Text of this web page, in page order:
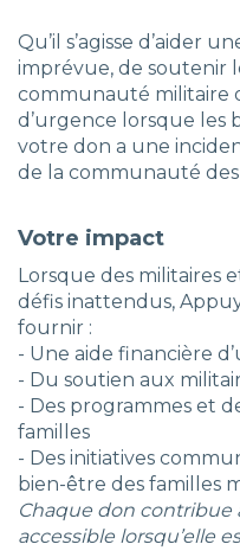
Qu’il s’agisse d’aider
imprévue, de soutenir
communauté militaire
d’urgence lorsque les
votre don a une
de la communauté des
Votre impact
Lorsque des militaires
défis inattendus,
fournir :
- Une aide financière
- Du soutien aux
- Des programmes et
familles
- Des initiatives
bien-être des familles
Chaque don contribue
accessible lorsqu’elle